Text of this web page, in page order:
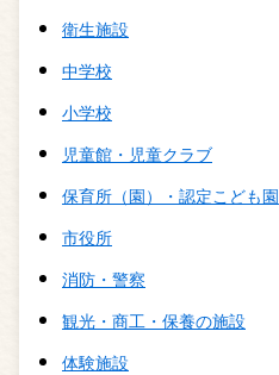
衛生施設
中学校
小学校
児童館・児童クラブ
保育所（園）・認定こども園
市役所
消防・警察
観光・商工・保養の施設
体験施設